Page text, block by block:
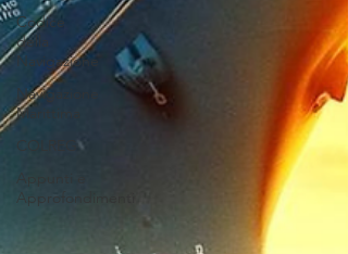
Codice
della
Navigazione
Navigazione
Marittima
Approfondimenti